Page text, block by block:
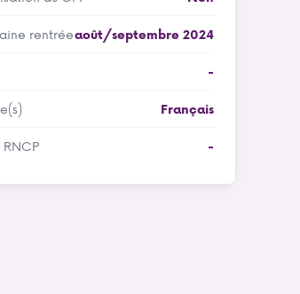
rentréeaoût/septembre 2024
-
Français
-